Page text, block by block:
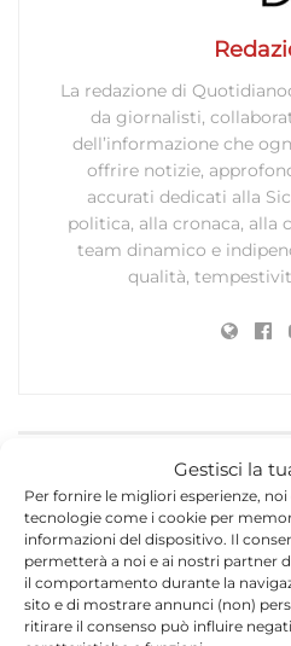
Gestisci la
Per fornire le migliori esperienze,
tecnologie come i cookie per
informazioni del dispositivo. Il
permetterà a noi e ai nostri partner
il comportamento durante la
sito e di mostrare annunci (non)
ritirare il consenso può influire
La redazione di
da giornalisti,
dell’informazione che
offrire notizie,
accurati dedicati alla
politica, alla cronaca, alla
team dinamico e
qualità,
Lascia un
Il tuo indirizzo email non sarà
obbligatori sono
Commento*